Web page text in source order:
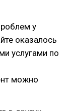
у
оказалось
услугами по
можно